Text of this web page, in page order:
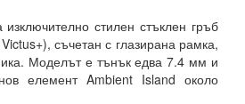
стилен стъклен гръб
съчетан с глазирана рамка,
Моделът е тънък едва 7.4 мм и
елемент Ambient Island около